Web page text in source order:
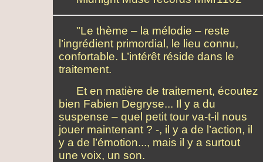
"Le thème – la mélodie – reste
l’ingrédient primordial, le lieu connu,
confortable. L’intérêt réside dans le
traitement.
Et en matière de traitement, écoutez
bien Fabien Degryse... Il y a du
suspense – quel petit tour va-t-il nous
jouer maintenant ? -, il y a de l’action, il
y a de l’émotion..., mais il y a surtout
une voix, un son.